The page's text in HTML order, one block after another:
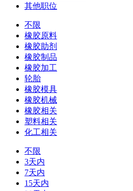
其他职位
不限
橡胶原料
橡胶助剂
橡胶制品
橡胶加工
轮胎
橡胶模具
橡胶机械
橡胶相关
塑料相关
化工相关
不限
3天内
7天内
15天内